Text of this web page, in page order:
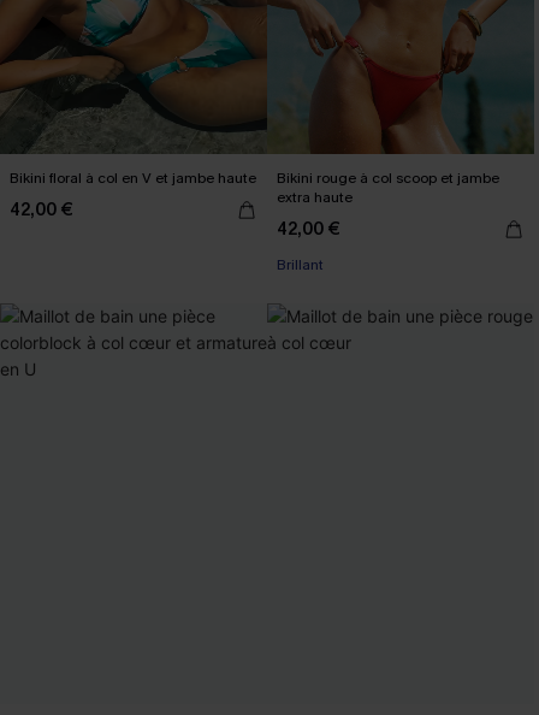
Bikini floral à col en V et jambe haute
42,00 €
Bikini rouge à col scoop et jambe
extra haute
42,00 €
Brillant